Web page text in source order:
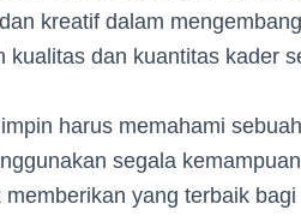
kreatif dalam
kualitas dan kuantitas kader
harus memahami
segala
memberikan yang terbaik